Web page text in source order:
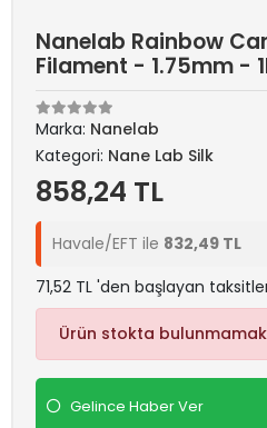
Nanelab Rainbow
Filament - 1.75mm -
Marka: Nanelab
Kategori: Nane Lab Silk
858,24 TL
Havale/EFT ile 832,49 TL
71,52 TL 'den başlayan
Ürün stokta
Gelince Haber Ver